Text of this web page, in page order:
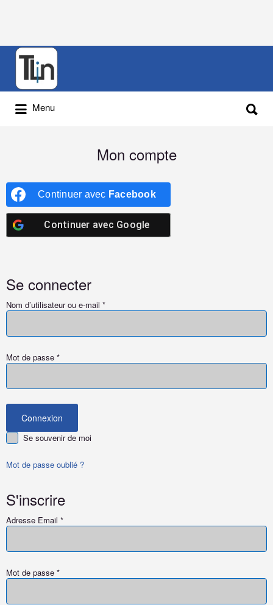
Menu
Mon compte
Continuer avec Facebook
Continuer avec Google
Se connecter
Nom d’utilisateur ou e-mail *
Mot de passe *
Se souvenir de moi
Mot de passe oublié ?
S'inscrire
Adresse Email *
Mot de passe *